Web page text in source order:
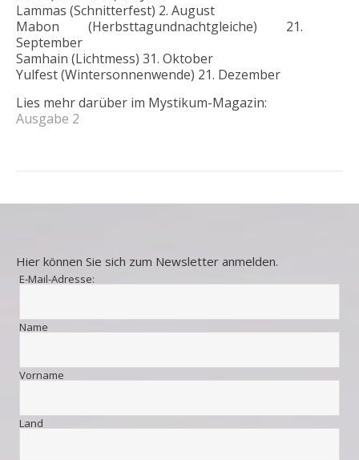
Lammas (Schnitterfest) 2. August
Mabon (Herbsttagundnachtgleiche) 21.
September
Samhain (Lichtmess) 31. Oktober
Yulfest (Wintersonnenwende) 21. Dezember
Lies mehr darüber im Mystikum-Magazin:
Ausgabe 2
Hier können Sie sich zum Newsletter anmelden.
E-Mail-Adresse:
Name
Vorname
Land